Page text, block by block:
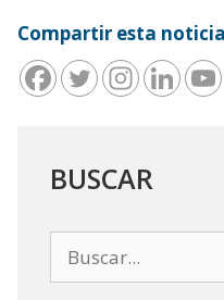
Compartir esta noticia
BUSCAR